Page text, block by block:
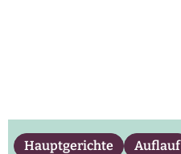
Hauptgerichte Auflauf